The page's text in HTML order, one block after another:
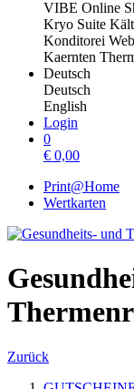
VIBE Online
Kryo Suite
Konditorei
Kaernten
Deutsch
Deutsch
English
Login
0
€ 0,00
Print@Home
Wertkarten
Zurück